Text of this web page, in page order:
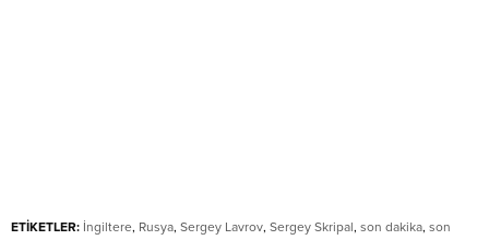
ETİKETLER: İngiltere, Rusya, Sergey Lavrov, Sergey Skripal, son dakika, son